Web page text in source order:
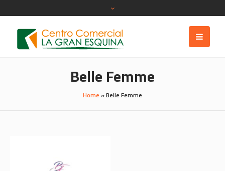
Belle Femme
Home »Belle Femme